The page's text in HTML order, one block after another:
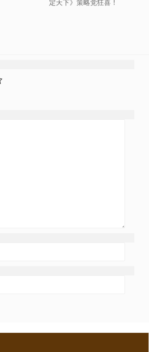
定天下》策略党狂喜！